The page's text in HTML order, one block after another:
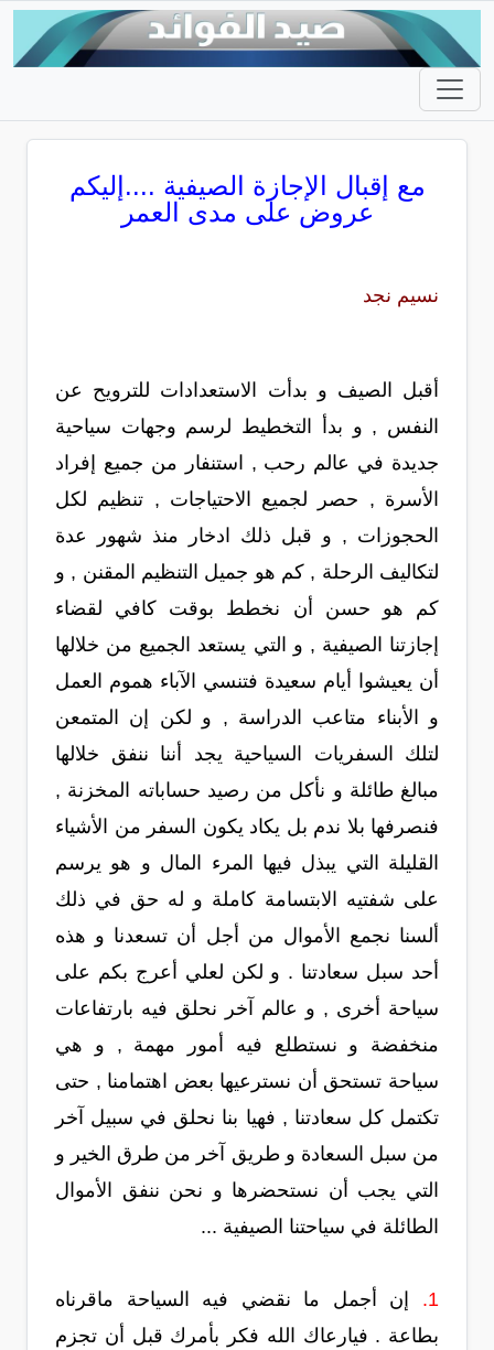
مع إقبال الإجازة الصيفية ....إليكم
عروض على مدى العمر
نسيم نجد
أقبل الصيف و بدأت الاستعدادات للترويح عن
النفس , و بدأ التخطيط لرسم وجهات سياحية
جديدة في عالم رحب , استنفار من جميع إفراد
الأسرة , حصر لجميع الاحتياجات , تنظيم لكل
الحجوزات , و قبل ذلك ادخار منذ شهور عدة
لتكاليف الرحلة , كم هو جميل التنظيم المقنن , و
كم هو حسن أن نخطط بوقت كافي لقضاء
إجازتنا الصيفية , و التي يستعد الجميع من خلالها
أن يعيشوا أيام سعيدة فتنسي الآباء هموم العمل
و الأبناء متاعب الدراسة , و لكن إن المتمعن
لتلك السفريات السياحية يجد أننا ننفق خلالها
مبالغ طائلة و نأكل من رصيد حساباته المخزنة ,
فنصرفها بلا ندم بل يكاد يكون السفر من الأشياء
القليلة التي يبذل فيها المرء المال و هو يرسم
على شفتيه الابتسامة كاملة و له حق في ذلك
ألسنا نجمع الأموال من أجل أن تسعدنا و هذه
أحد سبل سعادتنا . و لكن لعلي أعرج بكم على
سياحة أخرى , و عالم آخر نحلق فيه بارتفاعات
منخفضة و نستطلع فيه أمور مهمة , و هي
سياحة تستحق أن نسترعيها بعض اهتمامنا , حتى
تكتمل كل سعادتنا , فهيا بنا نحلق في سبيل آخر
من سبل السعادة و طريق آخر من طرق الخير و
التي يجب أن نستحضرها و نحن ننفق الأموال
الطائلة في سياحتنا الصيفية ...
1.
إن أجمل ما نقضي فيه السياحة ماقرناه
بطاعة . فيارعاك الله فكر بأمرك قبل أن تجزم